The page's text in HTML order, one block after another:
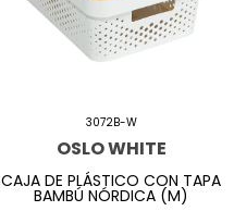
3072B-W
OSLO WHITE
CAJA DE PLÁSTICO CON TAPA
BAMBÚ NÓRDICA (M)